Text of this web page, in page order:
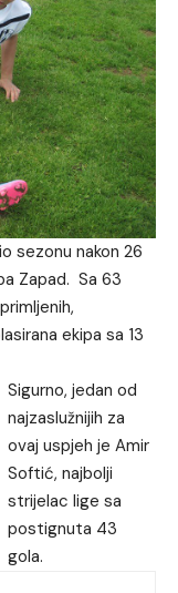
sezonu nakon 26
Zapad. Sa 63
ekipa sa 13
Sigurno, jedan od
najzaslužnijih za
ovaj uspjeh je Amir
Softić, najbolji
strijelac lige sa
postignuta 43
gola.